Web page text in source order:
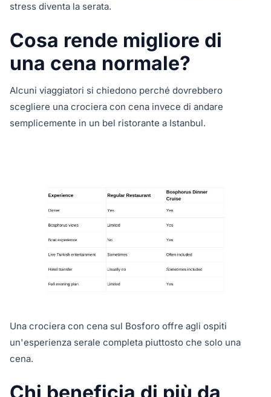
stress diventa la serata.
Cosa rende migliore di
una cena normale?
Alcuni viaggiatori si chiedono perché dovrebbero
scegliere una crociera con cena invece di andare
semplicemente in un bel ristorante a Istanbul.
Una crociera con cena sul Bosforo offre agli ospiti
un'esperienza serale completa piuttosto che solo una
cena.